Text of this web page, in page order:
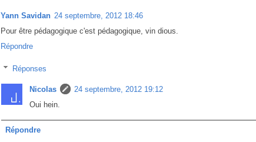
Yann Savidan 24 septembre, 2012 18:46
Pour être pédagogique c'est pédagogique, vin dious.
Répondre
Réponses
Nicolas
24 septembre, 2012 19:12
Oui hein.
Répondre